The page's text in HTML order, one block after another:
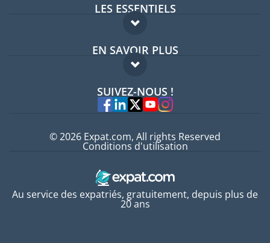
LES ESSENTIELS
Forum expatriés
Guides pays
EN SAVOIR PLUS
FAQ
Experts
SUIVEZ-NOUS !
Au service des expatriés, gratuitement, depuis plus de
20 ans
© 2026 Expat.com, All rights Reserved
Conditions d'utilisation